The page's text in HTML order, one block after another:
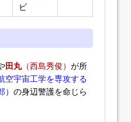
ビ
田丸（西島秀俊） が所
空宇宙工学を専攻する
の身辺警護を命じら